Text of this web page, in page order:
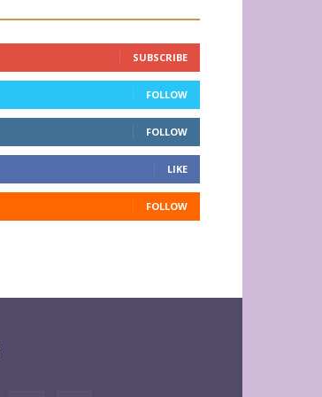
SUBSCRIBE
FOLLOW
FOLLOW
LIKE
FOLLOW